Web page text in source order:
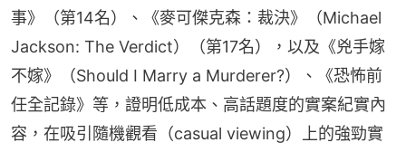
事》（第14名）、《麥可傑克森：裁決》（Michael
Jackson: The Verdict）（第17名），以及《兇手嫁
不嫁》（Should I Marry a Murderer?）、《恐怖前
任全記錄》等，證明低成本、高話題度的實案紀實內
容，在吸引隨機觀看（casual viewing）上的強勁實